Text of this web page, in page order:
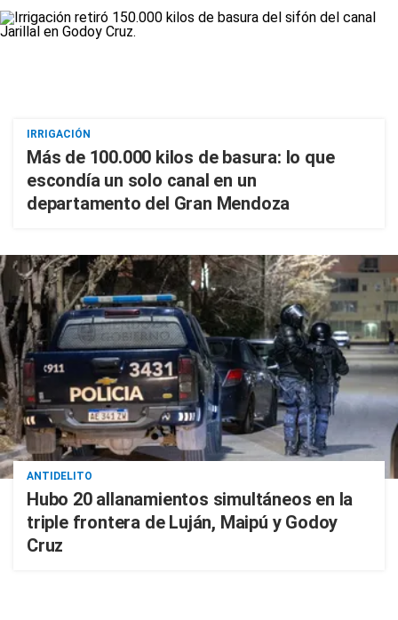
IRRIGACIÓN
Más de 100.000 kilos de basura: lo que
escondía un solo canal en un
departamento del Gran Mendoza
ANTIDELITO
Hubo 20 allanamientos simultáneos en la
triple frontera de Luján, Maipú y Godoy
Cruz